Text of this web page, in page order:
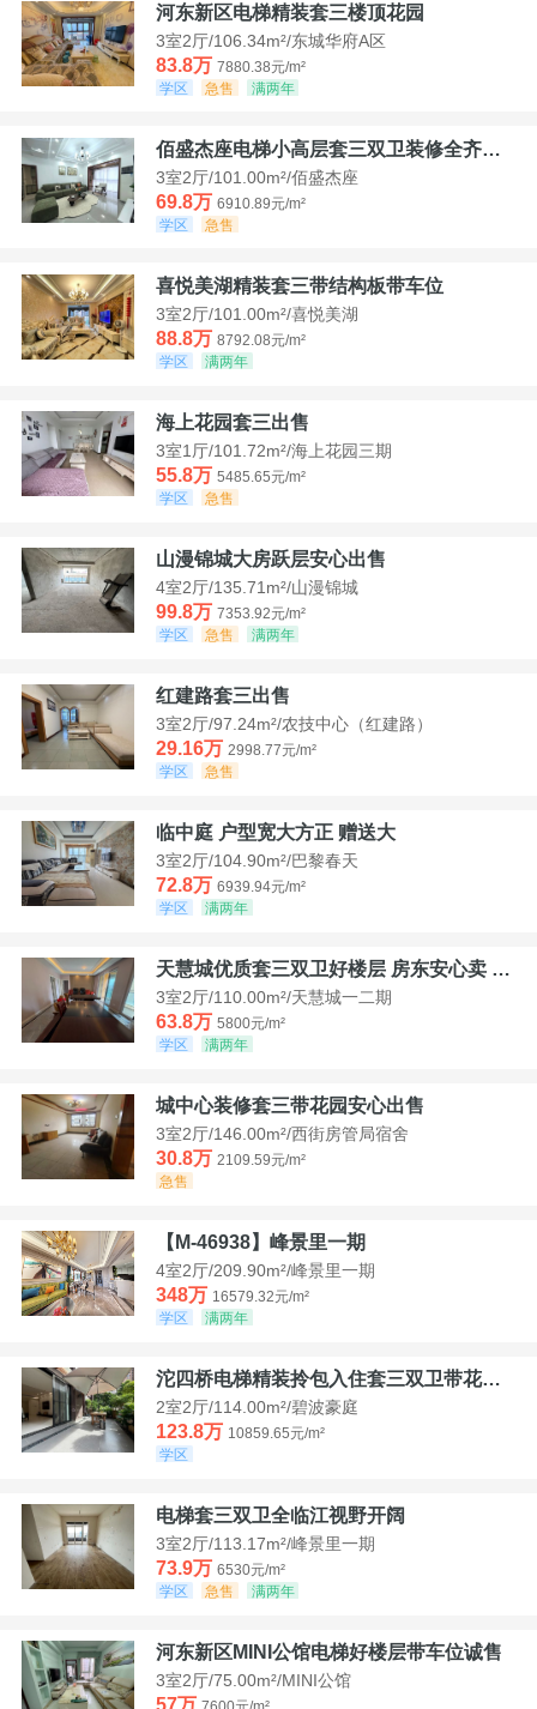
河东新区电梯精装套三楼顶花园
3室2厅/106.34m²/东城华府A区
83.8万 7880.38元/m²
学区
急售 满两年
佰盛杰座电梯小高层套三双卫装修全齐诚意出售
3室2厅/101.00m²/佰盛杰座
69.8万 6910.89元/m²
学区
急售
喜悦美湖精装套三带结构板带车位
3室2厅/101.00m²/喜悦美湖
88.8万 8792.08元/m²
学区
满两年
海上花园套三出售
3室1厅/101.72m²/海上花园三期
55.8万 5485.65元/m²
学区
急售
山漫锦城大房跃层安心出售
4室2厅/135.71m²/山漫锦城
99.8万 7353.92元/m²
学区
急售 满两年
红建路套三出售
3室2厅/97.24m²/农技中心（红建路）
29.16万 2998.77元/m²
学区
急售
临中庭 户型宽大方正 赠送大
3室2厅/104.90m²/巴黎春天
72.8万 6939.94元/m²
学区
满两年
天慧城优质套三双卫好楼层 房东安心卖 价格好谈
3室2厅/110.00m²/天慧城一二期
63.8万 5800元/m²
学区
满两年
城中心装修套三带花园安心出售
3室2厅/146.00m²/西街房管局宿舍
30.8万 2109.59元/m²
急售
【M-46938】峰景里一期
4室2厅/209.90m²/峰景里一期
348万 16579.32元/m²
学区
满两年
沱四桥电梯精装拎包入住套三双卫带花园40平米带车位
2室2厅/114.00m²/碧波豪庭
123.8万 10859.65元/m²
学区
电梯套三双卫全临江视野开阔
3室2厅/113.17m²/峰景里一期
73.9万 6530元/m²
学区
急售 满两年
河东新区MINI公馆电梯好楼层带车位诚售
3室2厅/75.00m²/MINI公馆
57万